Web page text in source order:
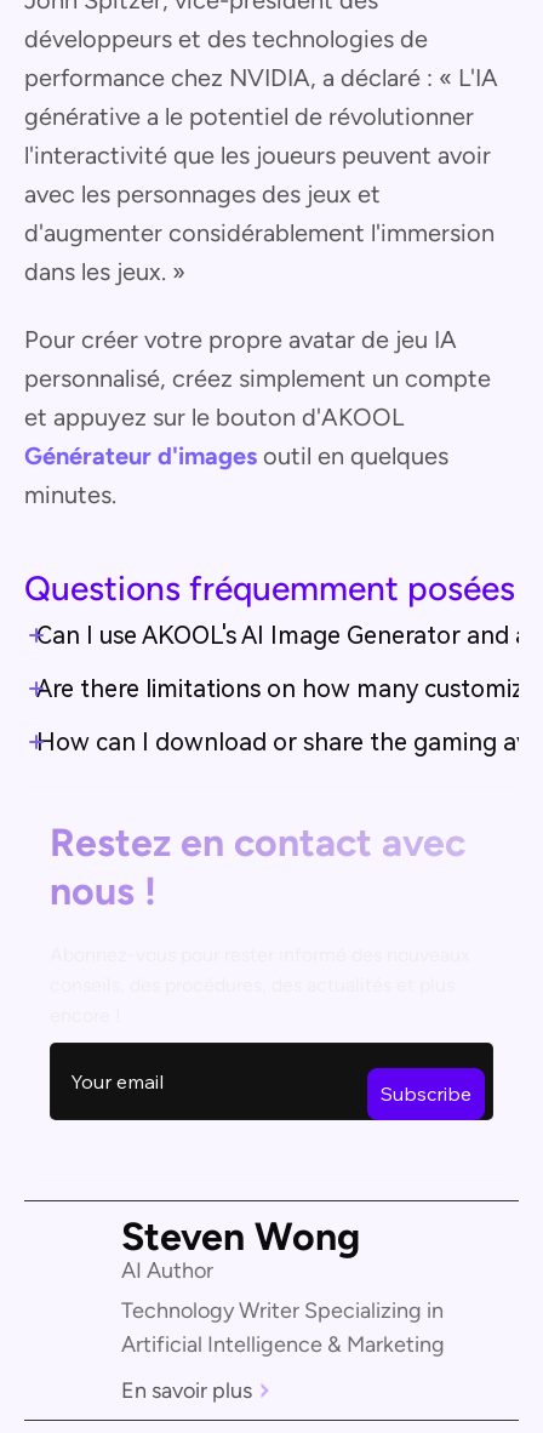
développeurs et des technologies de
performance chez NVIDIA, a déclaré : « L'IA
générative a le potentiel de révolutionner
l'interactivité que les joueurs peuvent avoir
avec les personnages des jeux et
d'augmenter considérablement l'immersion
dans les jeux. »
Pour créer votre propre avatar de jeu IA
personnalisé, créez simplement un compte
et appuyez sur le bouton d'AKOOL
Générateur d'images outil en quelques
minutes.
Questions fréquemment posées
Can I use AKOOL's AI Image Generator
Are there limitations on how many
How can I download or share the gaming
Restez en contact avec
nous !
Steven Wong
AI Author
Technology Writer Specializing in
Artificial Intelligence & Marketing
En savoir plus